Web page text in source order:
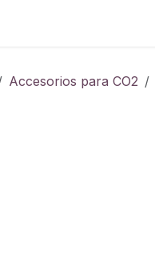
Accesorios para CO2